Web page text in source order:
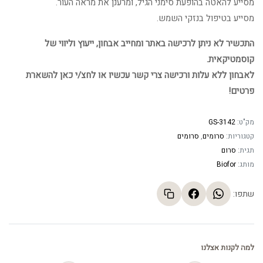
מסייע בטיפול בנזקי השמש.
התכשיר לא ניתן לרכישה באתר ומחייב אבחון, ייעוץ וליווי של
קוסמטיקאית.
לאבחון ללא עלות ורכישה צרי קשר עכשיו או לחצ/י כאן להשארת
פרטים!
מק"ט: GS-3142
קטגוריות: סרומים, סרומים
תגית: סרום
מותג: Biofor
שתפו:
למה לקנות אצלנו